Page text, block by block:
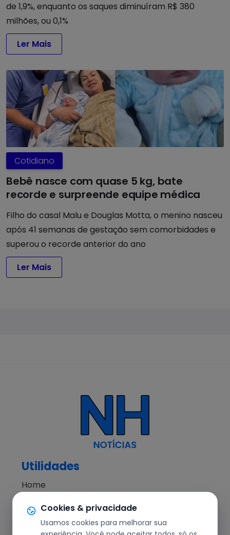
de 1,9%, enquanto os saques diminuíram R$ 380
milhões, ou 0,1%
Ler Mais
Cotidiano
Bebê nasce com quase 5 kg, bate
recorde e surpreende equipe médica
Filho do casal Malu e Douglas Motta, o menino nasceu
após 41 semanas de gestação sem comorbidades e
superou o recorde anterior do ano
Ler Mais
Utilidades
Home
Notícias
Editorial
Cookies & privacidade
Usamos cookies para melhorar sua